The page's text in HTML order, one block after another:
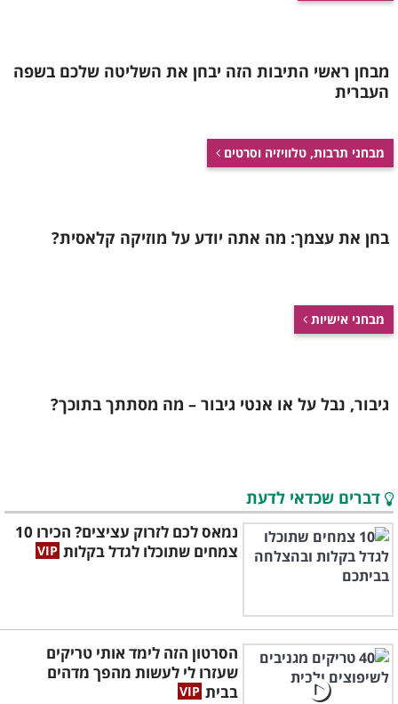
מבחן ראשי התיבות הזה יבחן את השליטה שלכם בשפה
העברית
מבחני תרבות, טלוויזיה וסרטים
בחן את עצמך: מה אתה יודע על מוזיקה קלאסית?
מבחני אישיות
גיבור, נבל על או אנטי גיבור – מה מסתתך בתוכך?
דברים שכדאי לדעת
נמאס לכם לזרוק עציצים? הכירו 10
צמחים שתוכלו לגדל בקלות
הסרטון הזה לימד אותי טריקים
שעזרו לי לעשות מהפך מדהים
בבית